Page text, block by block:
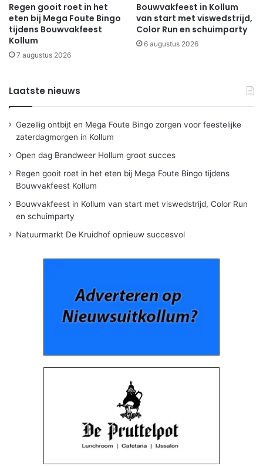
Regen gooit roet in het
eten bij Mega Foute Bingo
tijdens Bouwvakfeest
Kollum
7 augustus 2026
Bouwvakfeest in Kollum
van start met viswedstrijd,
Color Run en schuimparty
6 augustus 2026
Laatste nieuws
Gezellig ontbijt en Mega Foute Bingo zorgen voor feestelijke
zaterdagmorgen in Kollum
Open dag Brandweer Hollum groot succes
Regen gooit roet in het eten bij Mega Foute Bingo tijdens
Bouwvakfeest Kollum
Bouwvakfeest in Kollum van start met viswedstrijd, Color Run
en schuimparty
Natuurmarkt De Kruidhof opnieuw succesvol